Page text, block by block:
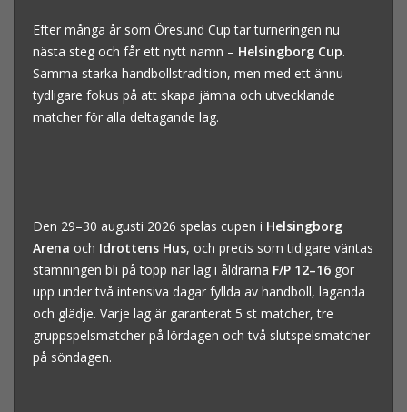
Efter många år som Öresund Cup tar turneringen nu
nästa steg och får ett nytt namn – Helsingborg Cup.
Samma starka handbollstradition, men med ett ännu
tydligare fokus på att skapa jämna och utvecklande
matcher för alla deltagande lag.
Den 29–30 augusti 2026 spelas cupen i Helsingborg
Arena och Idrottens Hus, och precis som tidigare väntas
stämningen bli på topp när lag i åldrarna F/P 12–16 gör
upp under två intensiva dagar fyllda av handboll, laganda
och glädje. Varje lag är garanterat 5 st matcher, tre
gruppspelsmatcher på lördagen och två slutspelsmatcher
på söndagen.